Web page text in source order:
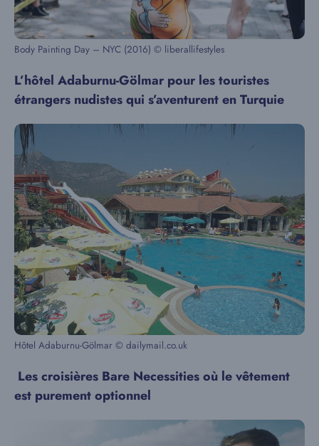
Body Painting Day – NYC (2016) © liberallifestyles
L’hôtel Adaburnu-Gölmar pour les touristes
étrangers nudistes qui s’aventurent en Turquie
Hôtel Adaburnu-Gölmar © dailymail.co.uk
Les croisières Bare Necessities où le vêtement
est purement optionnel